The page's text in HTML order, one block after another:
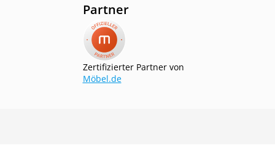
Partner
Zertifizierter Partner von
Möbel.de